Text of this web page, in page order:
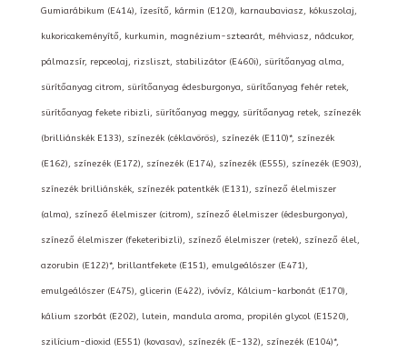
Gumiarábikum (E414), ízesítő, kármin (E120), karnaubaviasz, kókuszolaj,
kukoricakeményítő, kurkumin, magnézium-sztearát, méhviasz, nádcukor,
pálmazsír, repceolaj, rizsliszt, stabilizátor (E460i), sürítőanyag alma,
sürítőanyag citrom, sürítőanyag édesburgonya, sürítőanyag fehér retek,
sürítőanyag fekete ribizli, sürítőanyag meggy, sürítőanyag retek, színezék
(brilliánskék E133), színezék (céklavörös), színezék (E110)*, színezék
(E162), színezék (E172), színezék (E174), színezék (E555), színezék (E903),
színezék brilliánskék, színezék patentkék (E131), színező élelmiszer
(alma), színező élelmiszer (citrom), színező élelmiszer (édesburgonya),
színező élelmiszer (feketeribizli), színező élelmiszer (retek), színező élel,
azorubin (E122)*, brillantfekete (E151), emulgeálószer (E471),
emulgeálószer (E475), glicerin (E422), ivóvíz, Kálcium-karbonát (E170),
kálium szorbát (E202), lutein, mandula aroma, propilén glycol (E1520),
szilícium-dioxid (E551) (kovasav), színezék (E-132), színezék (E104)*,